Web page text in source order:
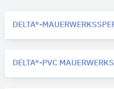
DELTA®-
DELTA®-PVC